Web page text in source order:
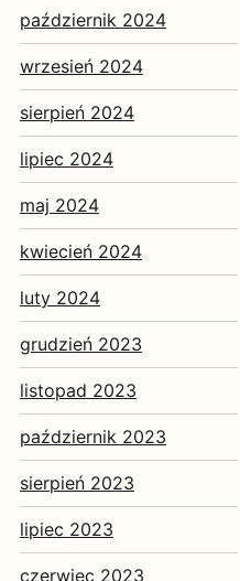
październik 2024
wrzesień 2024
sierpień 2024
lipiec 2024
maj 2024
kwiecień 2024
luty 2024
grudzień 2023
listopad 2023
październik 2023
sierpień 2023
lipiec 2023
czerwiec 2023